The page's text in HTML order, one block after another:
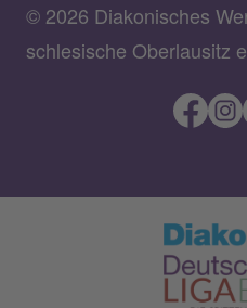
© 2026 Diakonisches
schlesische Oberlausitz